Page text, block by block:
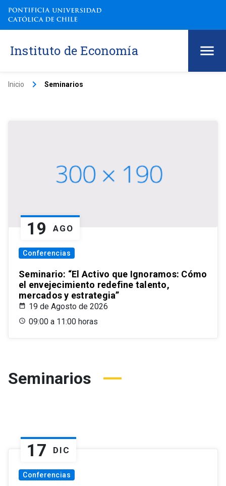
Instituto de Economía
Inicio keyboard_arrow_right Seminarios
19 AGO
Conferencias
Seminario: “El Activo que Ignoramos: Cómo
el envejecimiento redefine talento,
mercados y estrategia”
19 de Agosto de 2026
09:00 a 11:00 horas
Seminarios
17 DIC
Conferencias